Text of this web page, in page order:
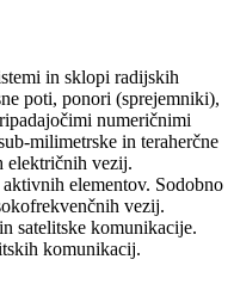
in sklopi radijskih
poti, ponori (sprejemniki),
numeričnimi
milimetrske in teraherčne
električnih vezij.
elementov. Sodobno
vezij.
satelitske komunikacije.
komunikacij.